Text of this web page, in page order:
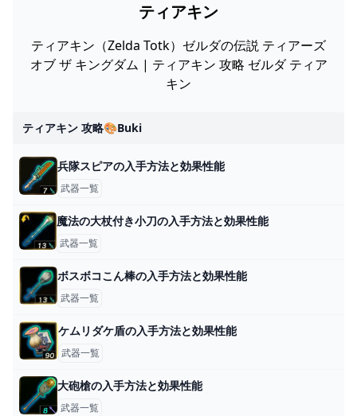
ティアキン
ティアキン（Zelda Totk）ゼルダの伝説 ティアーズ
オブ ザ キングダム | ティアキン 攻略 ゼルダ ティア
キン
ティアキン 攻略🎨buki
兵隊スピアの入手方法と効果性能
武器一覧
魔法の大杖付き小刀の入手方法と効果性能
武器一覧
ボスボコこん棒の入手方法と効果性能
武器一覧
ケムリダケ盾の入手方法と効果性能
武器一覧
大砲槍の入手方法と効果性能
武器一覧